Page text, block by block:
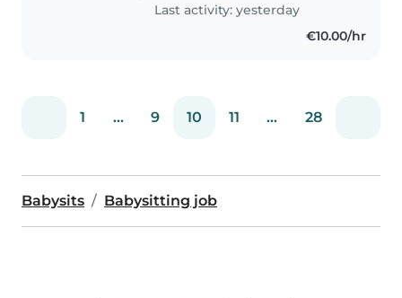
Last activity: yesterday
€10.00/hr
1 ... 9 10 11 ... 28
Babysits Babysitting job